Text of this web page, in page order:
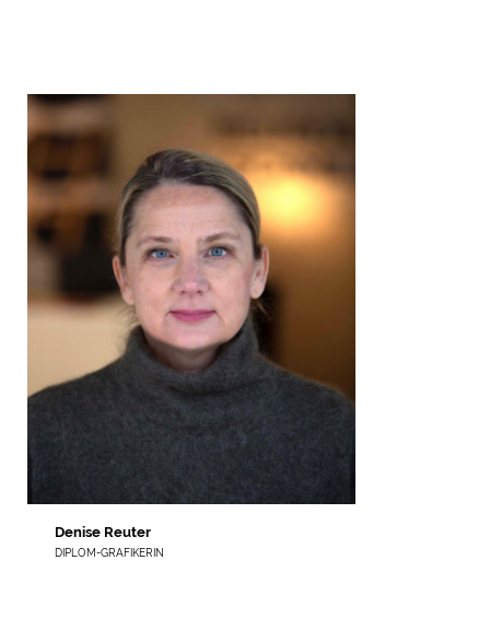
Denise Reuter
DIPLOM-GRAFIKERIN